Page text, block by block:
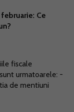
Ce
fiscale
urmatoarele: -
de mentiuni